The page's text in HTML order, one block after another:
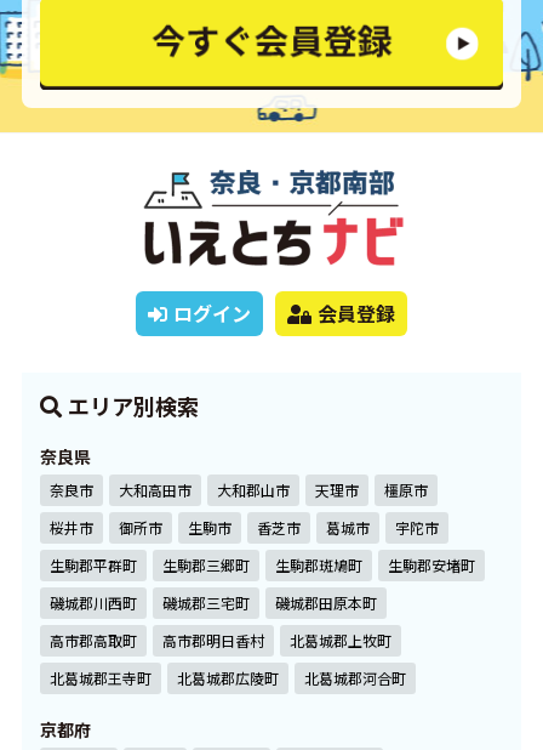
ログイン 会員登録
エリア別検索
奈良県
奈良市 大和高田市 大和郡山市 天理市
橿原市
桜井市
御所市 生駒市 香芝市 葛城市
宇陀市
生駒郡平群町
生駒郡三郷町 生駒郡斑鳩町
生駒郡安堵町
磯城郡川西町
磯城郡三宅町
磯城郡田原本町
高市郡高取町
高市郡明日香村
北葛城郡上牧町
北葛城郡王寺町
北葛城郡広陵町 北葛城郡河合町
京都府